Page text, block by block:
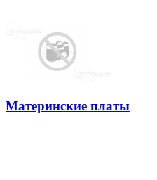
Материнские платы